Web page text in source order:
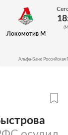
Локомотив М
Альфа-Банк Российская